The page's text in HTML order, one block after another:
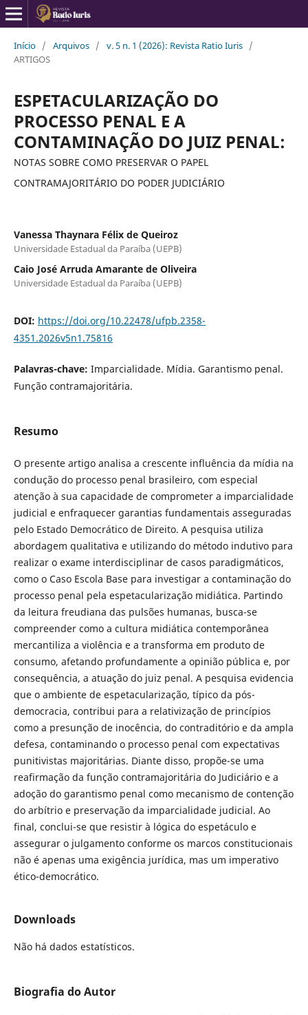
Início / Arquivos / v. 5 n. 1 (2026): Revista Ratio Iuris /
ARTIGOS
ESPETACULARIZAÇÃO DO
PROCESSO PENAL E A
CONTAMINAÇÃO DO JUIZ PENAL:
NOTAS SOBRE COMO PRESERVAR O PAPEL
CONTRAMAJORITÁRIO DO PODER JUDICIÁRIO
Vanessa Thaynara Félix de Queiroz
Universidade Estadual da Paraíba (UEPB)
Caio José Arruda Amarante de Oliveira
Universidade Estadual da Paraíba (UEPB)
DOI: https://doi.org/10.22478/ufpb.2358-
4351.2026v5n1.75816
Palavras-chave: Imparcialidade. Mídia. Garantismo penal.
Função contramajoritária.
Resumo
O presente artigo analisa a crescente influência da mídia na
condução do processo penal brasileiro, com especial
atenção à sua capacidade de comprometer a imparcialidade
judicial e enfraquecer garantias fundamentais asseguradas
pelo Estado Democrático de Direito. A pesquisa utiliza
abordagem qualitativa e utilizando do método indutivo para
realizar o exame interdisciplinar de casos paradigmáticos,
como o Caso Escola Base para investigar a contaminação do
processo penal pela espetacularização midiática. Partindo
da leitura freudiana das pulsões humanas, busca-se
compreender como a cultura midiática contemporânea
mercantiliza a violência e a transforma em produto de
consumo, afetando profundamente a opinião pública e, por
consequência, a atuação do juiz penal. A pesquisa evidencia
que o ambiente de espetacularização, típico da pós-
democracia, contribui para a relativização de princípios
como a presunção de inocência, do contraditório e da ampla
defesa, contaminando o processo penal com expectativas
punitivistas majoritárias. Diante disso, propõe-se uma
reafirmação da função contramajoritária do Judiciário e a
adoção do garantismo penal como mecanismo de contenção
do arbítrio e preservação da imparcialidade judicial. Ao
final, conclui-se que resistir à lógica do espetáculo e
assegurar o julgamento conforme os marcos constitucionais
não é apenas uma exigência jurídica, mas um imperativo
ético-democrático.
Downloads
Não há dados estatísticos.
Biografia do Autor